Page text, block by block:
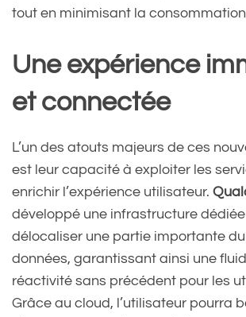
tout en minimisant la consommation
Une expérience
et connectée
L’un des atouts majeurs de ces
est leur capacité à exploiter les
enrichir l’expérience utilisateur.
développé une infrastructure
délocaliser une partie importante
données, garantissant ainsi une
réactivité sans précédent pour les
Grâce au cloud, l’utilisateur pourra